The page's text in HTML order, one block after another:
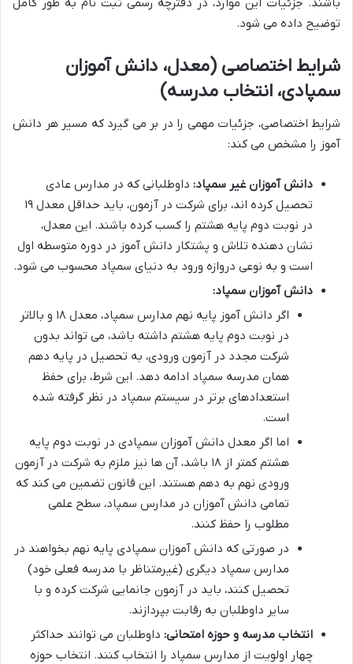
باشند. جزئیات این موارد، در دفترچه رسمی ثبت نام به طور کامل
توضیح داده می شود.
شرایط اختصاصی (معدل، دانش آموزان
سمپادی، انتخاب مدرسه)
شرایط اختصاصی، جزئیات مهمی را در بر می گیرد که مسیر هر دانش
آموز را مشخص می کند:
دانش آموزان غیر سمپاد: داوطلبانی که در مدارس عادی
تحصیل کرده اند، برای شرکت در آزمون، باید حداقل معدل ۱۹
در نوبت دوم پایه هشتم را کسب کرده باشند. این معدل،
نشان دهنده تلاش و پشتکار دانش آموز در دوره متوسطه اول
است و به نوعی دروازه ورود به دنیای سمپاد محسوب می شود.
دانش آموزان سمپاد:
اگر دانش آموز پایه نهم مدارس سمپاد، معدل ۱۸ و بالاتر
در نوبت دوم پایه هشتم داشته باشد، می تواند بدون
شرکت مجدد در آزمون ورودی، به تحصیل در پایه دهم
همان مدرسه سمپاد ادامه دهد. این شرط، برای حفظ
استعدادهای برتر در سیستم سمپاد در نظر گرفته شده
است.
اما اگر معدل دانش آموزان سمپادی در نوبت دوم پایه
هشتم کمتر از ۱۸ باشد، آن ها نیز ملزم به شرکت در آزمون
ورودی نهم به دهم هستند. این قانون تضمین می کند که
تمامی دانش آموزان در مدارس سمپاد، سطح علمی
مطلوب را حفظ کنند.
در صورتی که دانش آموزان سمپادی پایه نهم بخواهند در
مدارس سمپاد دیگری (غیرمتناظر با مدرسه فعلی خود)
تحصیل کنند، باید در آزمون جانمایی شرکت کرده و با
سایر داوطلبان به رقابت بپردازند.
انتخاب مدرسه و حوزه امتحانی: داوطلبان می توانند حداکثر
چهار اولویت از مدارس سمپاد را انتخاب کنند. انتخاب حوزه